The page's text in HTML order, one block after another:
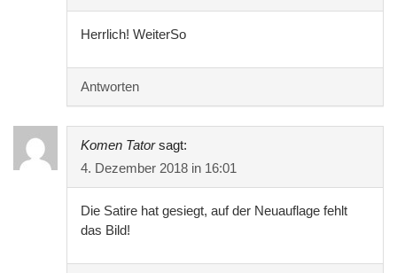
Herrlich! WeiterSo
Antworten
Komen Tator sagt:
4. Dezember 2018 in 16:01
Die Satire hat gesiegt, auf der Neuauflage fehlt
das Bild!